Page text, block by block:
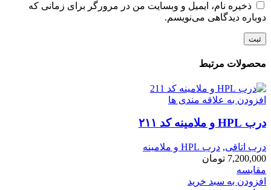
ذخیره نام، ایمیل و وبسایت من در مرورگر برای زمانی که
دوباره دیدگاهی می‌نویسم.
محصولات مرتبط
افزودن به علاقه مندی ها
درب HPL و ملامینه کد ۲۱۱
درب اتاقی, درب HPL و ملامینه
7,200,000 تومان
مقایسه
افزودن به سبد خرید